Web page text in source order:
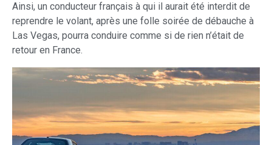
Ainsi, un conducteur français à qui il aurait été interdit de
reprendre le volant, après une folle soirée de débauche à
Las Vegas, pourra conduire comme si de rien n’était de
retour en France.